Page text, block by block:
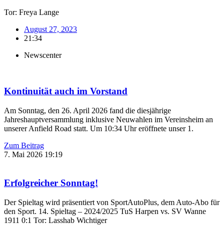
Tor: Freya Lange
August 27, 2023
21:34
Newscenter
Kontinuität auch im Vorstand
Am Sonntag, den 26. April 2026 fand die diesjährige
Jahreshauptversammlung inklusive Neuwahlen im Vereinsheim an
unserer Anfield Road statt. Um 10:34 Uhr eröffnete unser 1.
Zum Beitrag
7. Mai 2026 19:19
Erfolgreicher Sonntag!
Der Spieltag wird präsentiert von SportAutoPlus, dem Auto-Abo für
den Sport. 14. Spieltag – 2024/2025 TuS Harpen vs. SV Wanne
1911 0:1 Tor: Lasshab Wichtiger